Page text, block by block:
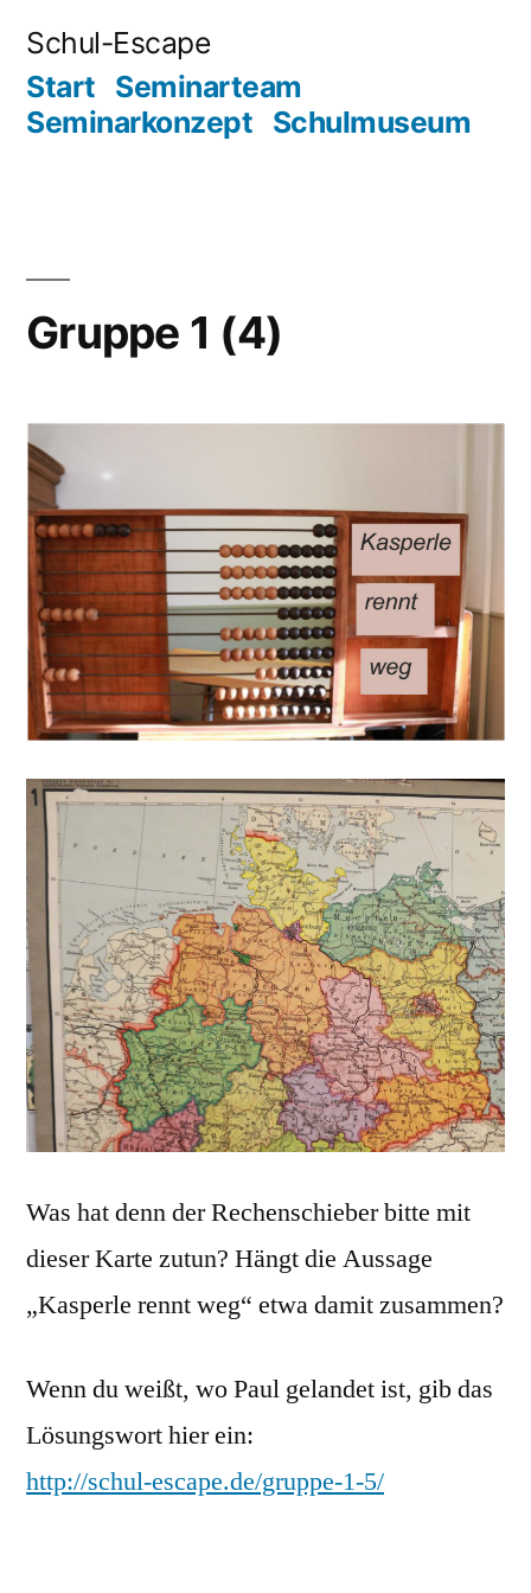
Inhalt
springen
Schul-Escape
Start Seminarteam
Seminarkonzept Schulmuseum
Gruppe 1 (4)
Was hat denn der Rechenschieber bitte mit
dieser Karte zutun? Hängt die Aussage
„Kasperle rennt weg“ etwa damit zusammen?
Wenn du weißt, wo Paul gelandet ist, gib das
Lösungswort hier ein:
http://schul-escape.de/gruppe-1-5/